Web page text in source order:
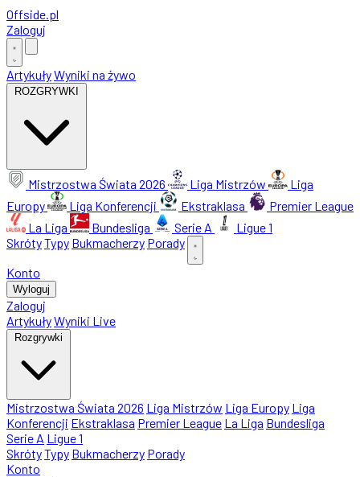
Offside.pl
Zaloguj
ArtykułyWyniki na żywo
ROZGRYWKI
Mistrzostwa Świata 2026 Liga Mistrzów
Liga
Europy
Liga Konferencji Ekstraklasa
Premier League
La Liga
Bundesliga Serie A
Ligue 1
SkrótyTypy Bukmacherzy Porady
Konto
Wyloguj
Zaloguj
ArtykułyWyniki Live
Rozgrywki
Mistrzostwa Świata 2026 Liga Mistrzów Liga Europy Liga
Konferencji Ekstraklasa Premier League La Liga Bundesliga
Serie A Ligue 1
SkrótyTypy Bukmacherzy Porady
Konto